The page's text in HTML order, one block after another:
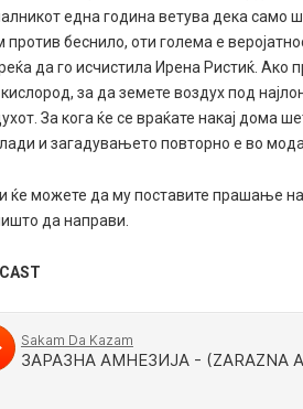
една година ветува дека само
против беснило, оти голема е
да го исчистила Ирена Ристиќ. Ако
за да земете воздух под
За кога ќе се враќате накај дома
и загадувањето повторно е во
ќе можете да му поставите прашање
да направи.